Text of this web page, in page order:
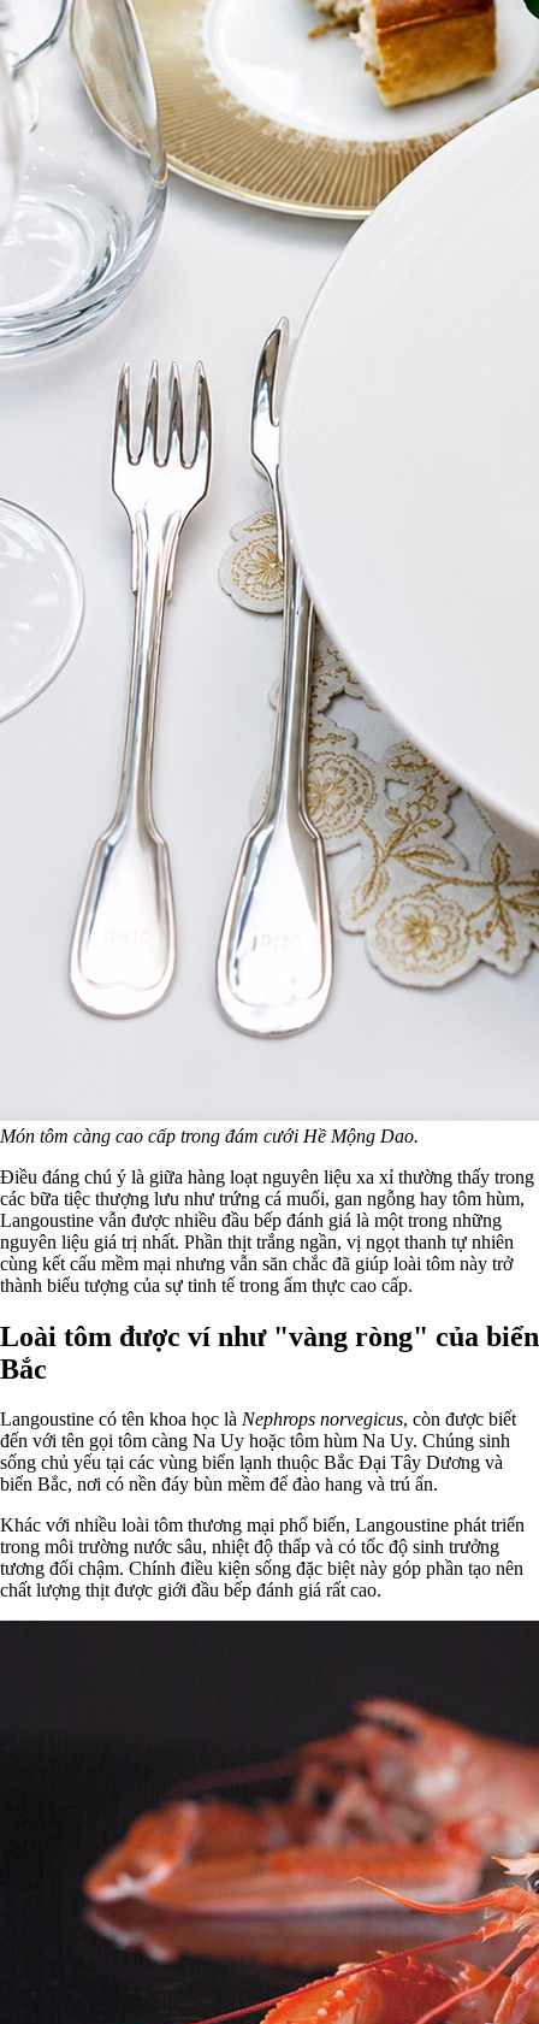
Món tôm càng cao cấp trong đám cưới Hề Mộng Dao.
Điều đáng chú ý là giữa hàng loạt nguyên liệu xa xỉ thường thấy trong
các bữa tiệc thượng lưu như trứng cá muối, gan ngỗng hay tôm hùm,
Langoustine vẫn được nhiều đầu bếp đánh giá là một trong những
nguyên liệu giá trị nhất. Phần thịt trắng ngần, vị ngọt thanh tự nhiên
cùng kết cấu mềm mại nhưng vẫn săn chắc đã giúp loài tôm này trở
thành biểu tượng của sự tinh tế trong ẩm thực cao cấp.
Loài tôm được ví như "vàng ròng" của biển
Bắc
Langoustine có tên khoa học là Nephrops norvegicus, còn được biết
đến với tên gọi tôm càng Na Uy hoặc tôm hùm Na Uy. Chúng sinh
sống chủ yếu tại các vùng biển lạnh thuộc Bắc Đại Tây Dương và
biển Bắc, nơi có nền đáy bùn mềm để đào hang và trú ẩn.
Khác với nhiều loài tôm thương mại phổ biến, Langoustine phát triển
trong môi trường nước sâu, nhiệt độ thấp và có tốc độ sinh trưởng
tương đối chậm. Chính điều kiện sống đặc biệt này góp phần tạo nên
chất lượng thịt được giới đầu bếp đánh giá rất cao.